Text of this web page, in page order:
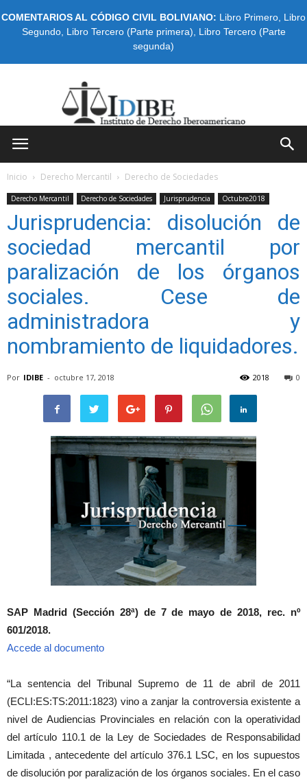
COMENTARIOS AL CÓDIGO CIVIL BOLIVIANO: Libro Primero Libro
Segundo, Libro Tercero (Parte primera)
Libro Tercero (Parte
segunda)
Inicio Derecho Mercantil Derecho de Sociedades
Derecho Mercantil Derecho de Sociedades Jurisprudencia Octubre2018
Jurisprudencia: disolución de
sociedad mercantil por
paralización de los órganos
sociales. Cese de
administradora y
nombramiento de liquidadores.
Por IDIBE - octubre 17, 2018 0
2018
SAP Madrid (Sección 28ª) de 7 de mayo de 2018, rec. nº
601/2018.
Accede al documento
“La sentencia del Tribunal Supremo de 11 de abril de 2011
(ECLI:ES:TS:2011:1823) vino a zanjar la controversia existente a
nivel de Audiencias Provinciales en relación con la operatividad
del artículo 110.1 de la Ley de Sociedades de Responsabilidad
Limitada , antecedente del artículo 376.1 LSC, en los supuestos
de disolución por paralización de los órganos sociales. En el caso